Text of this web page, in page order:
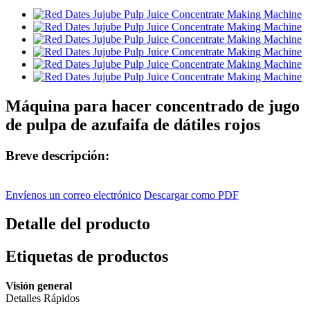
Máquina para hacer concentrado de jugo
de pulpa de azufaifa de dátiles rojos
Breve descripción:
Envíenos un correo electrónico Descargar como PDF
Detalle del producto
Etiquetas de productos
Visión general
Detalles Rápidos